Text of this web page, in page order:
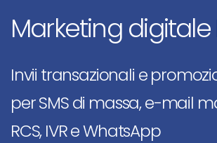
Marketing digitale
Invii transazionali e
per SMS di massa, e-mail
RCS, IVR e WhatsApp